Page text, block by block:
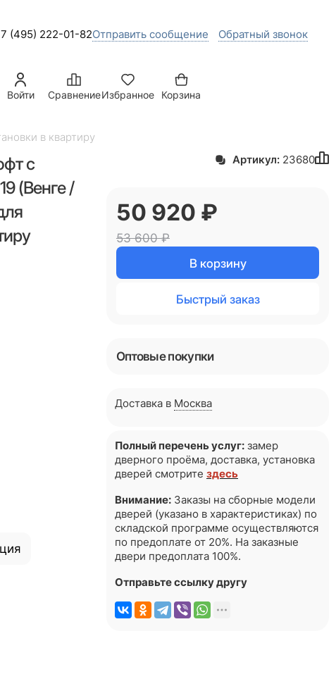
(495) 222-01-82Отправить сообщение Обратный звонок
Войти СравнениеИзбранное Корзина
в квартиру
с
(Венге /
Артикул: 23680
53 600 ₽
50 920 ₽
В корзину
Быстрый заказ
Оптовые покупки
Доставка в Москва
Полный перечень услуг: замер
дверного проёма, доставка, установка
дверей смотрите здесь
Внимание: Заказы на сборные модели
дверей (указано в характеристиках) по
складской программе осуществляются
по предоплате от 20%. На заказные
двери предоплата 100%.
Отправьте ссылку другу